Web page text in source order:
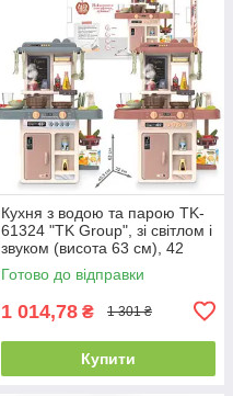
Кухня з водою та парою TK-
61324 "TK Group", зі світлом і
звуком (висота 63 см), 42
елементи
Готово до відправки
1 014,78 ₴ 1 301 ₴
Купити